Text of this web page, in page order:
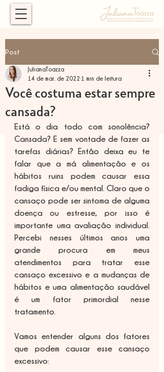
Post
Você costuma estar sempre
cansada?
JulianaToazza
14 de mar. de 2022 1 min de leitura
Está o dia todo com sonolência?
Cansada? E sem vontade de fazer as
tarefas diárias? Então deixa eu te
falar que a má alimentação e os
hábitos ruins podem causar essa
fadiga física e/ou mental. Claro que o
cansaço pode ser sintoma de alguma
doença ou estresse, por isso é
importante uma avaliação individual.
Percebi nesses últimos anos uma
grande procura em meus
atendimentos para tratar esse
cansaço excessivo e a mudanças de
hábitos e uma alimentação saudável
é um fator primordial nesse
tratamento.
Vamos entender alguns dos fatores
que podem causar esse cansaço
excessivo: